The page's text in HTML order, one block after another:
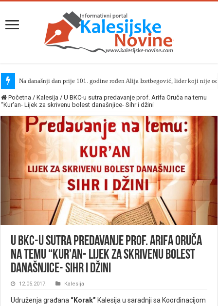
Na današnji dan prije 101. godine rođen Alija Izetbegović, lider koji nije
Početna / Kalesija / U BKC-u sutra predavanje prof. Arifa Oruča na temu
“Kur'an- Lijek za skrivenu bolest današnjice- Sihr i džini
U BKC-u sutra predavanje prof. Arifa Oruča
na temu “Kur'an- Lijek za skrivenu bolest
današnjice- Sihr i džini
12.05.2017. Kalesija
Udruženja građana “Korak” Kalesija u saradnji sa Koordinacijom